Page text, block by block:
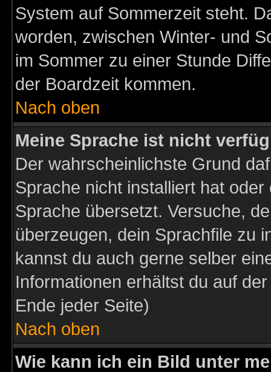
System auf Sommerzeit steht.
worden, zwischen Winter- und
im Sommer zu einer Stunde
der Boardzeit kommen.
Nach oben
Meine Sprache ist nicht
Der wahrscheinlichste Grund
Sprache nicht installiert hat
Sprache übersetzt. Versuche,
überzeugen, dein Sprachfile zu
kannst du auch gerne selber
Informationen erhältst du auf
Ende jeder Seite)
Nach oben
Wie kann ich ein Bild unter